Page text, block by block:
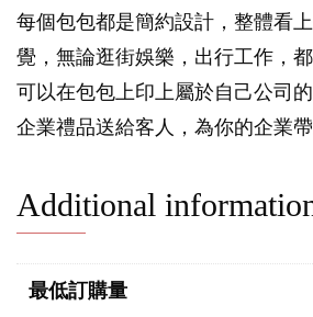
每個包包都是簡約設計，整體看
覺，無論逛街娛樂，出行工作，
可以在包包上印上屬於自己公司
企業禮品送給客人，為你的企業
Additional
最低訂購量